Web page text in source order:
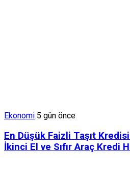
Ekonomi 5 gün önce
En Düşük Faizli Taşıt
İkinci El ve Sıfır Araç Kredi